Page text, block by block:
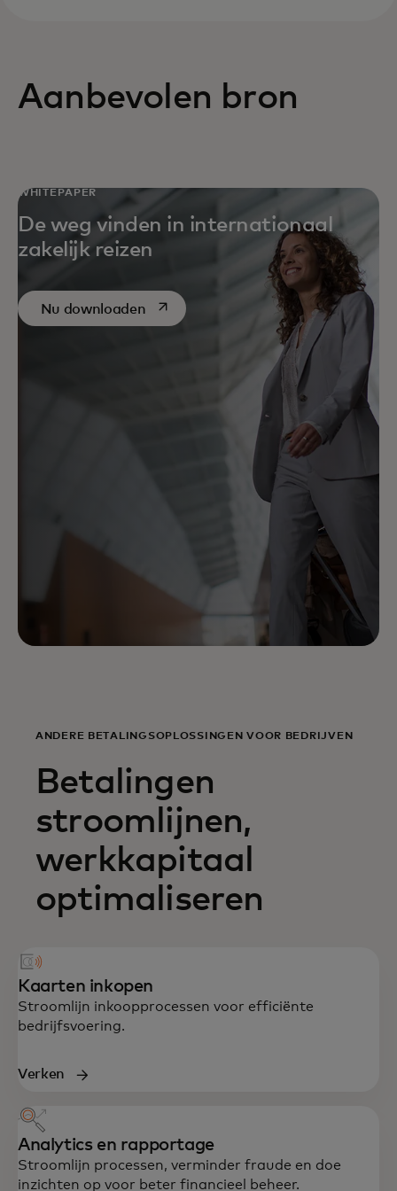
Aanbevolen bron
WHITEPAPER
De weg vinden in internationaal
zakelijk reizen
Nu downloadenopens in a new tab
ANDERE BETALINGSOPLOSSINGEN VOOR BEDRIJVEN
Betalingen
stroomlijnen,
werkkapitaal
optimaliseren
Kaarten inkopen
Stroomlijn inkoopprocessen voor efficiënte
bedrijfsvoering.
Verken
Analytics en rapportage
Stroomlijn processen, verminder fraude en doe
inzichten op voor beter financieel beheer.